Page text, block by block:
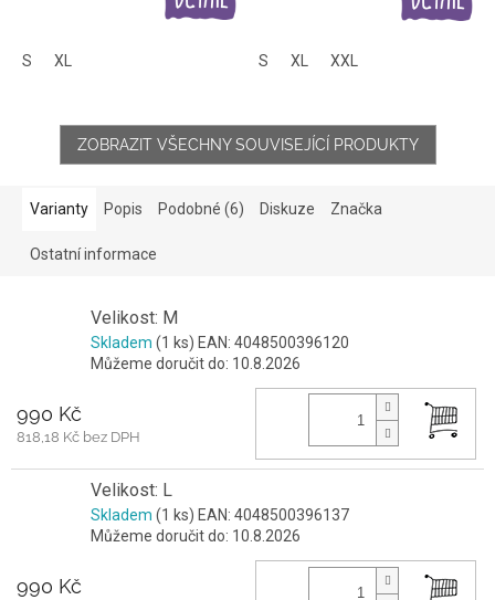
S XL S XL XXL
ZOBRAZIT VŠECHNY SOUVISEJÍCÍ PRODUKTY
Varianty Popis Podobné (6) Diskuze Značka
Ostatní informace
Velikost: M
Skladem (1 ks) EAN: 4048500396120
Můžeme doručit do: 10.8.2026
990 Kč
818,18 Kč bez DPH
Velikost: L
Skladem (1 ks) EAN: 4048500396137
Můžeme doručit do: 10.8.2026
990 Kč